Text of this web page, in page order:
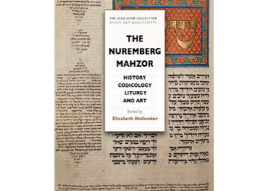
אליזבט הולנדר
הנחת אתר ספר מודפס
$161
$145